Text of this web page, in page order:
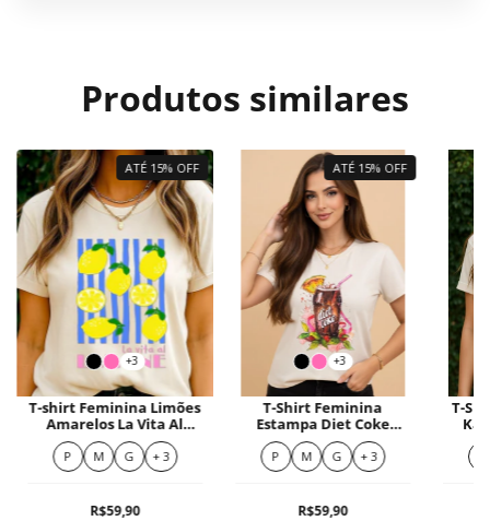
Produtos similares
ATÉ 15% OFF
+3
T-shirt Feminina Limões
Amarelos La Vita Al
Limone Moderna
P M G + 3
R$59,90
ATÉ 15% OFF
+3
T-Shirt Feminina
Estampa Diet Coke
Ilustrada Colorida
P M G + 3
R$59,90
T-